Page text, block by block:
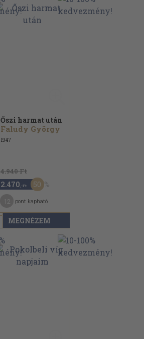
MEGNÉZEM
Őszi harmat után
Faludy György
1947
4.940 Ft
2.470 ,-Ft 50
pont kapható